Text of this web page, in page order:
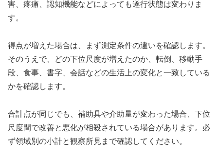
害、疼痛、認知機能などによっても遂行状態は変わりま
す。
得点が増えた場合は、まず測定条件の違いを確認します。
そのうえで、どの下位尺度が増えたのか、転倒、移動手
段、食事、書字、会話などの生活上の変化と一致している
かを確認します。
合計点が同じでも、補助具や介助量が変わった場合、下位
尺度間で改善と悪化が相殺されている場合があります。必
ず領域別の小計と観察所見まで確認してください。